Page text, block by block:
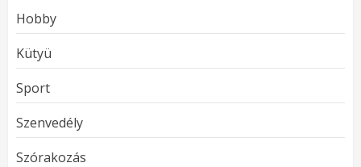
Hobby
Kütyü
Sport
Szenvedély
Szórakozás